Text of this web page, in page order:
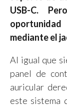
USB-C.
mediante el
Al igual que
panel de
auricular
este sistema